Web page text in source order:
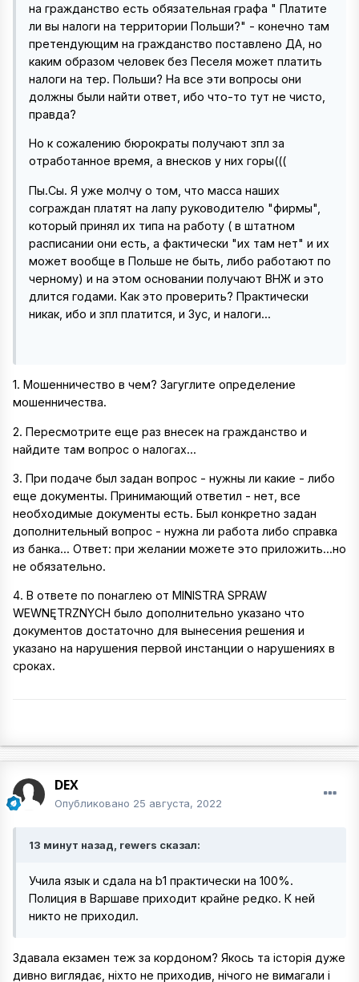
на гражданство есть обязательная графа " Платите
ли вы налоги на территории Польши?" - конечно там
претендующим на гражданство поставлено ДА, но
каким образом человек без Песеля может платить
налоги на тер. Польши? На все эти вопросы они
должны были найти ответ, ибо что-то тут не чисто,
правда?
Но к сожалению бюрократы получают зпл за
отработанное время, а внесков у них горы(((
Пы.Сы. Я уже молчу о том, что масса наших
сограждан платят на лапу руководителю "фирмы",
который принял их типа на работу ( в штатном
расписании они есть, а фактически "их там нет" и их
может вообще в Польше не быть, либо работают по
черному) и на этом основании получают ВНЖ и это
длится годами. Как это проверить? Практически
никак, ибо и зпл платится, и Зус, и налоги...
1. Мошенничество в чем? Загуглите определение
мошенничества.
2. Пересмотрите еще раз внесек на гражданство и
найдите там вопрос о налогах...
3. При подаче был задан вопрос - нужны ли какие - либо
еще документы. Принимающий ответил - нет, все
необходимые документы есть. Был конкретно задан
дополнительный вопрос - нужна ли работа либо справка
из банка... Ответ: при желании можете это приложить...но
не обязательно.
4. В ответе по понаглею от MINISTRA SPRAW
WEWNĘTRZNYCH было дополнительно указано что
документов достаточно для вынесения решения и
указано на нарушения первой инстанции о нарушениях в
сроках.
DEX
Опубликовано 25 августа, 2022
13 минут назад, rewers сказал:
Учила язык и сдала на b1 практически на 100%.
Полиция в Варшаве приходит крайне редко. К ней
никто не приходил.
Здавала екзамен теж за кордоном? Якось та історія дуже
дивно виглядає, ніхто не приходив, нічого не вимагали і